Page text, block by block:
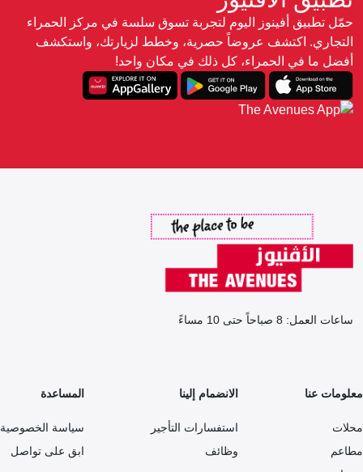
حمّل تطبيق أفينوز اليوم لتجربة تسوق سلسة في مركز الحمراء
التجاري. اكتشف عروضاً حصرية، وخطط لزيارتك، واستكشف
أفضل ما في الحمراء، كل ذلك في مكان واحد!
ساعات العمل: 8 صباحاً حتى 10 مساءً
معلومات عنا
محلات
مطاعم
الانضمام إلينا
استفسارات التأجير
وظائف
المساعدة
سياسة الخصوصية
ابق على تواصل